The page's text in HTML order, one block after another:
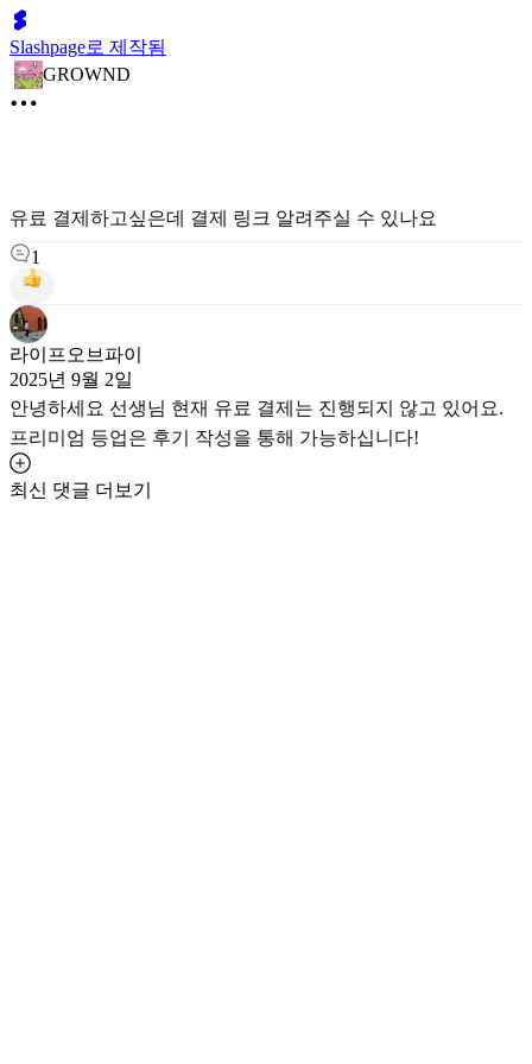
Slashpage로 제작됨
GROWND
유료 결제하고싶은데 결제 링크 알려주실 수 있나요
1
라이프오브파이
2025년 9월 2일
안녕하세요 선생님 현재 유료 결제는 진행되지 않고 있어요.
프리미엄 등업은 후기 작성을 통해 가능하십니다!
최신 댓글 더보기